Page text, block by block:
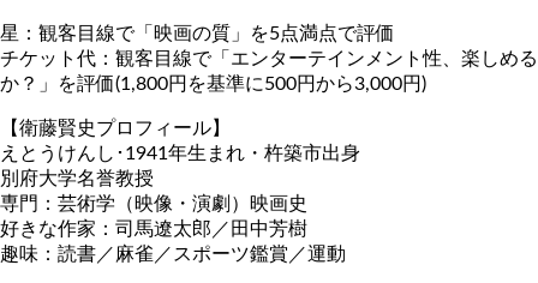
星：観客目線で「映画の質」を5点満点で評価
チケット代：観客目線で「エンターテインメント性、楽しめる
か？」を評価(1,800円を基準に500円から3,000円)
【衛藤賢史プロフィール】
えとうけんし･1941年生まれ・杵築市出身
別府大学名誉教授
専門：芸術学（映像・演劇）映画史
好きな作家：司馬遼太郎／田中芳樹
趣味：読書／麻雀／スポーツ鑑賞／運動